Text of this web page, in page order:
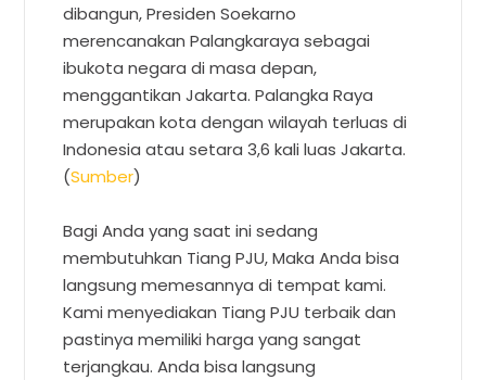
dibangun, Presiden Soekarno
merencanakan Palangkaraya sebagai
ibukota negara di masa depan,
menggantikan Jakarta. Palangka Raya
merupakan kota dengan wilayah terluas di
Indonesia atau setara 3,6 kali luas Jakarta.
(Sumber)
Bagi Anda yang saat ini sedang
membutuhkan Tiang PJU, Maka Anda bisa
langsung memesannya di tempat kami.
Kami menyediakan Tiang PJU terbaik dan
pastinya memiliki harga yang sangat
terjangkau. Anda bisa langsung